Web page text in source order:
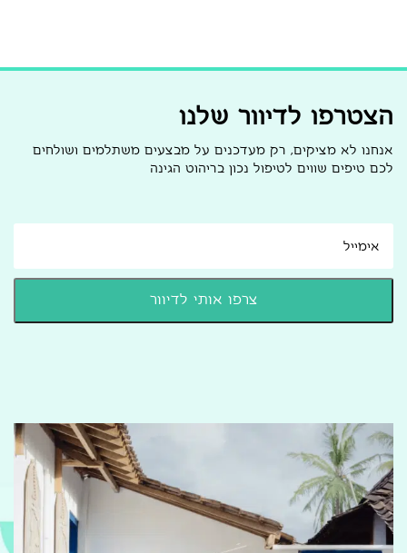
הצטרפו לדיוור שלנו
אנחנו לא מציקים, רק מעדכנים על מבצעים משתלמים ושולחים
לכם טיפים שווים לטיפול נכון בריהוט הגינה